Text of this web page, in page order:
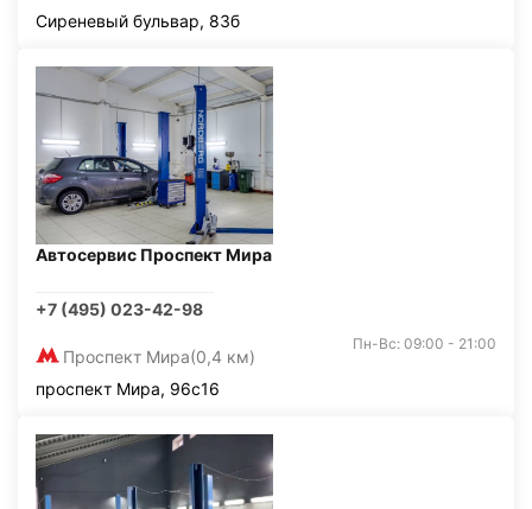
Сиреневый бульвар, 83б
Автосервис Проспект Мира
+7 (495) 023-42-98
Проспект Мира(0,4 км)
Пн-Вс: 09:00 - 21:00
проспект Мира, 96с16